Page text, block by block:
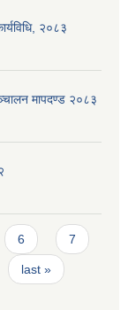
२०८३
मापदण्ड २०८३
6 7
last »